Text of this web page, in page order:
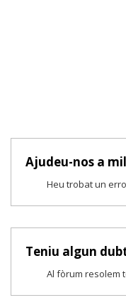
Ajudeu-nos a
Heu trobat un
Teniu algun
Al fòrum resolem